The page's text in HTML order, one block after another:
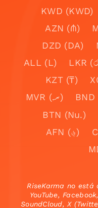
KWD (KWD)
AZN (₼)
DZD (DA)
ALL (L)
LKR
KZT (₸)
MVR (.ރ)
BND
BTN (Nu.)
AFN (؋)
RiseKarma no
YouTube,
SoundCloud, X